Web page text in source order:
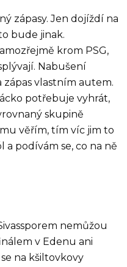
zápasy. Jen dojíždí na
bude jinak.
krom PSG,
Nabušení
vlastním autem.
potřebuje vyhrát,
skupině
věřím, tím víc jim to
a podívám se, co na ně
nemůžou
v Edenu ani
na kšiltovkovy